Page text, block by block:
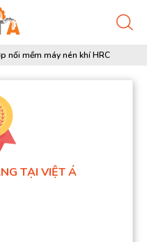
nối mềm máy nén khí HRC
TẠI VIỆT Á